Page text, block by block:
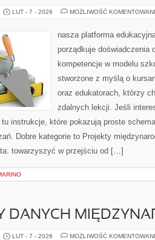
LUT - 7 - 2026 MOŻLIWOŚĆ
nasza platforma
porządkuje doświadczenia
kompetencje w modelu
stworzone z myślą o
oraz edukatorach, którzy
zdalnych lekcji. Jeśli
instrukcje, które pokazują proste
Dobre kategorie to Projekty
towarzyszyć w przejściu od […]
DANYCH
LUT - 7 - 2026 MOŻLIWOŚĆ